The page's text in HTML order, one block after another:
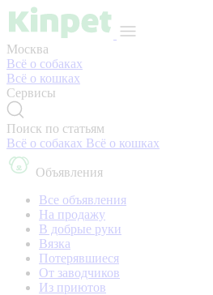
Москва
Всё о собаках
Всё о кошках
Сервисы
Поиск по статьям
Всё о собаках Всё о кошках
Объявления
Все объявления
На продажу
В добрые руки
Вязка
Потерявшиеся
От заводчиков
Из приютов